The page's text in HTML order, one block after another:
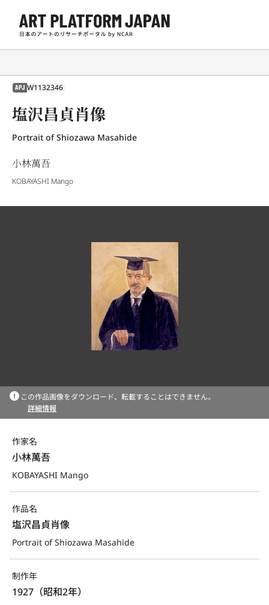
APJ W1132346
塩沢昌貞肖像
Portrait of Shiozawa Masahide
小林萬吾
KOBAYASHI Mango
この作品画像をダウンロード、転載することはできません。
詳細情報
作家名
小林萬吾
KOBAYASHI Mango
作品名
塩沢昌貞肖像
Portrait of Shiozawa Masahide
制作年
1927（昭和2年）